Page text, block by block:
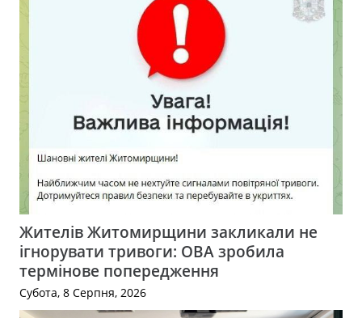
Жителів Житомирщини закликали не
ігнорувати тривоги: ОВА зробила
термінове попередження
Субота, 8 Серпня, 2026